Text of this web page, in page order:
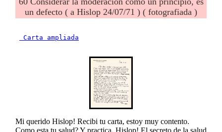
un defecto ( a Hislop 24/07/71 ) ( fotografiada )
Carta ampliada
Mi querido Hislop! Recibi tu carta, estoy muy contento.
Como esta tu salud? Y practica, Hislop! El secreto de la salud